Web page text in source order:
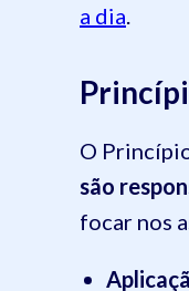
a dia
O
são
focar nos